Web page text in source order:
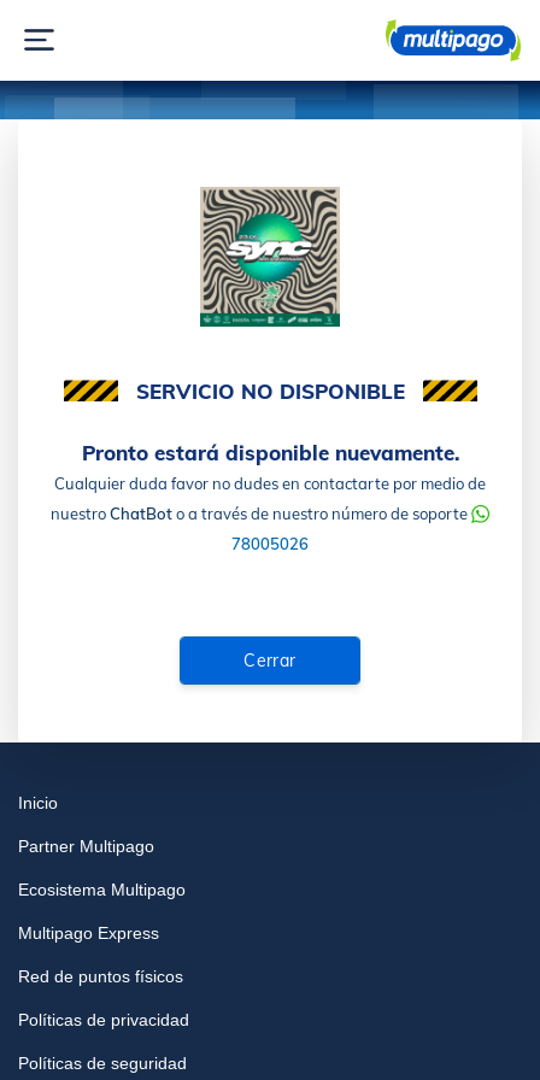
SERVICIO NO DISPONIBLE
Pronto estará disponible nuevamente.
Cualquier duda favor no dudes en contactarte por medio de
nuestroChatBoto a través de nuestro número de soporte
78005026
Cerrar
Inicio
Partner Multipago
Ecosistema Multipago
Multipago Express
Red de puntos físicos
Políticas de privacidad
Políticas de seguridad